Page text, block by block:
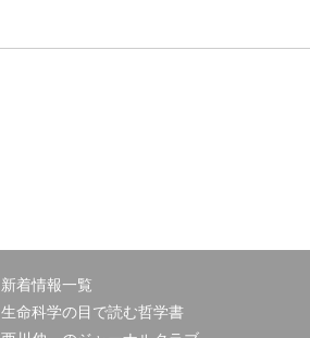
新着情報一覧
生命科学の目で読む哲学書